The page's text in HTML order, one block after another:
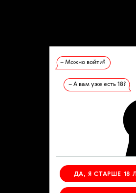
– Можно войти?
– А вам уже есть 18?
ДА, Я СТАРШЕ 18